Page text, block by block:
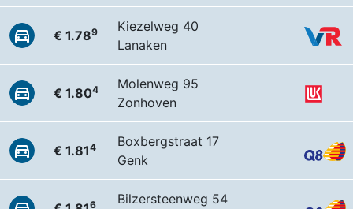
€ 1.789
Kiezelweg 40
Lanaken
€ 1.804
Molenweg 95
Zonhoven
€ 1.814
Boxbergstraat 17
Genk
6 Bilzersteenweg 54